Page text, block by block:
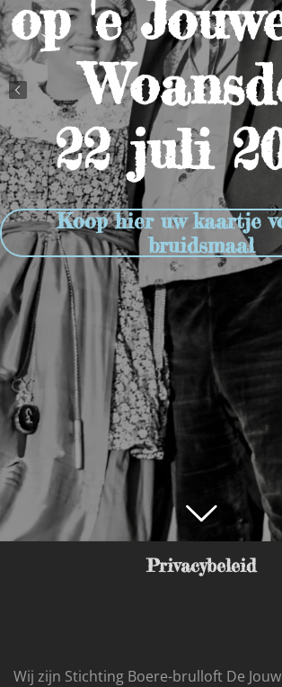
op 'e
22 juli
Koop hier uw kaartje
bruidsmaal
Privacybeleid
Wij zijn Stichting Boere-brulloft De